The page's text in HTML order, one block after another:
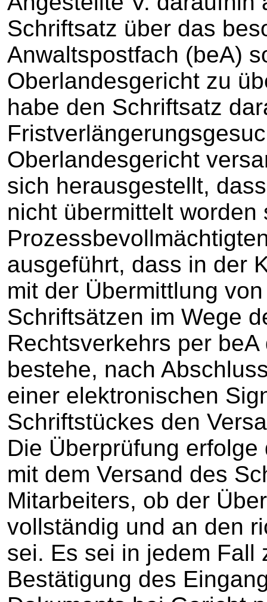
Schriftsatz über das
Anwaltspostfach (beA)
Oberlandesgericht zu
habe den Schriftsatz
Oberlandesgericht
sich herausgestellt,
nicht übermittelt worden
ausgeführt, dass in der
mit der Übermittlung
Schriftsätzen im Wege
Rechtsverkehrs per
bestehe, nach
einer elektronischen
Schriftstückes den
Die Überprüfung
mit dem Versand des
Mitarbeiters, ob der
vollständig und an den
sei. Es sei in jedem Fall
Bestätigung des